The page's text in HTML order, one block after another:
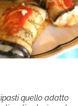
quello adatto